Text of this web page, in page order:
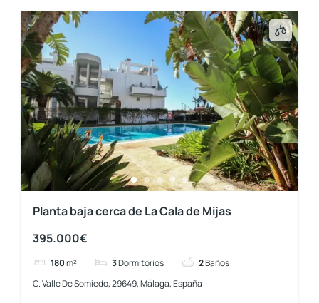
Planta baja cerca de La Cala de Mijas
395.000€
180m² 3Dormitorios 2Baños
C. Valle De Somiedo, 29649, Málaga, España